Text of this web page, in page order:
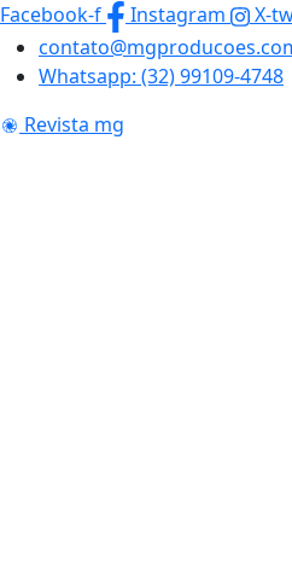
Skip
to
content
Facebook-f Instagram X-
Whatsapp: (32) 99109-4748
Revista mg